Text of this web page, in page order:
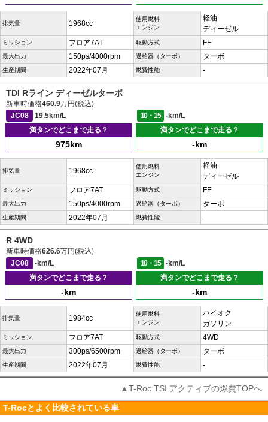
排気量 1968cc
使用燃料
エンジン
軽油
ディーゼル
ミッション フロア7AT 駆動方式 FF
最大出力 150ps/4000rpm 過給器（ターボ） ターボ
生産期間 2022年07月 燃費性能 -
TDI Rライン ディーゼルターボ
新車時価格460.9万円(税込)
JC08
19.5km/L 10・15
-km/L
満タンでどこまで走る？
975km
満タンでどこまで走る？
-km
排気量 1968cc
使用燃料
エンジン
軽油
ディーゼル
ミッション フロア7AT 駆動方式 FF
最大出力 150ps/4000rpm 過給器（ターボ） ターボ
生産期間 2022年07月 燃費性能 -
R 4WD
新車時価格626.6万円(税込)
JC08
-km/L 10・15
-km/L
満タンでどこまで走る？
-km
満タンでどこまで走る？
-km
排気量 1984cc
使用燃料
エンジン
ハイオク
ガソリン
ミッション フロア7AT 駆動方式 4WD
最大出力 300ps/6500rpm 過給器（ターボ） ターボ
生産期間 2022年07月 燃費性能 -
▲T-Roc TSI アクティブの燃費TOPへ
T-Rocとよく比較されている車